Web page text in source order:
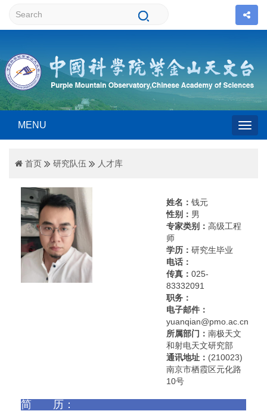
MENU
首页 研究队伍 人才库
姓名： 钱元
性别： 男
专家类别： 高级工程
师
学历： 研究生毕业
电话：
传真： 025-
83332091
职务：
电子邮件：
yuanqian@pmo.ac.cn
所属部门： 南极天文
和射电天文研究部
通讯地址： (210023)
南京市栖霞区元化路
10号
简 历：